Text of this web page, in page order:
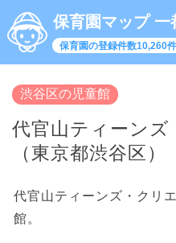
保育園マップ 一
保育園の登録件数10,260件
渋谷区の児童館
代官山ティーン
（東京都渋谷区）
代官山ティーンズ・クリ
館。